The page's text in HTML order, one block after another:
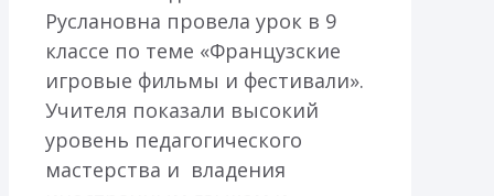
Руслановна провела урок в 9
классе по теме «Французские
игровые фильмы и фестивали».
Учителя показали высокий
уровень педагогического
мастерства и владения